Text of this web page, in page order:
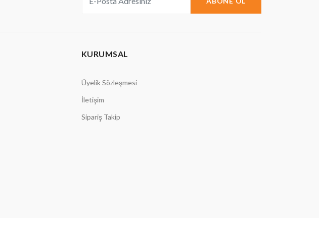
KURUMSAL
Üyelik Sözleşmesi
İletişim
Sipariş Takip